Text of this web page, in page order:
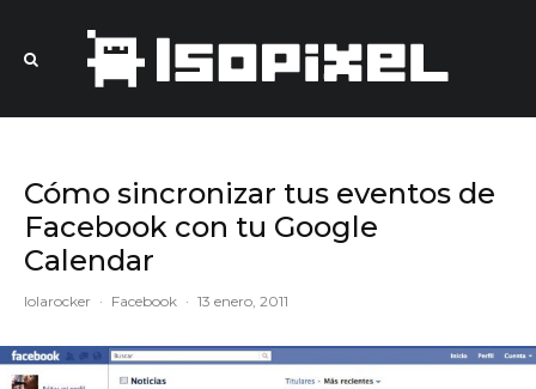
Cómo sincronizar tus eventos de
Facebook con tu Google
Calendar
lolarocker · Facebook · 13 enero, 2011